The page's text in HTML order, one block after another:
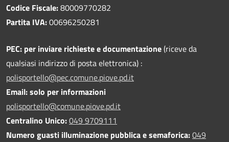
Codice Fiscale:80009770282
Partita IVA:00696250281
PEC: per inviare richieste e documentazione(riceve da
qualsiasi indirizzo di posta elettronica) :
polisportello@pec.comune.piove.pd.it
Email: solo per informazioni
polisportello@comune.piove.pd.it
Centralino Unico:049 9709111
Numero guasti illuminazione pubblica e semaforica:049